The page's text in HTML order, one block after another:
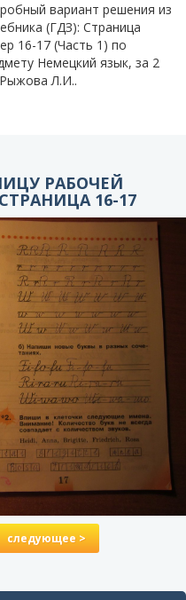
вариант решения из
(ГДЗ): Страница
16-17 (Часть 1) по
Немецкий язык, за 2
Л.И..
РАБОЧЕЙ
16-17
следующее >